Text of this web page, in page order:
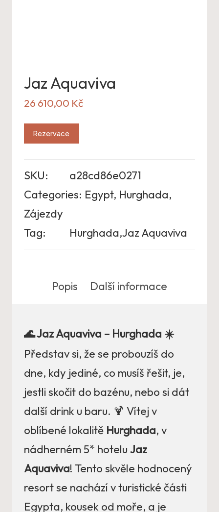
Jaz Aquaviva
26 610,00 Kč
Rezervace
SKU:
a28cd86e0271
Categories: Egypt, Hurghada,
Zájezdy
Tag:
Hurghada,Jaz Aquaviva
Popis Další informace
🌊 Jaz Aquaviva – Hurghada ☀️
Představ si, že se probouzíš do
dne, kdy jediné, co musíš řešit, je,
jestli skočit do bazénu, nebo si dát
další drink u baru. 🍹 Vítej v
oblíbené lokalitě Hurghada, v
nádherném 5* hotelu Jaz
Aquaviva! Tento skvěle hodnocený
resort se nachází v turistické části
Egypta, kousek od moře, a je